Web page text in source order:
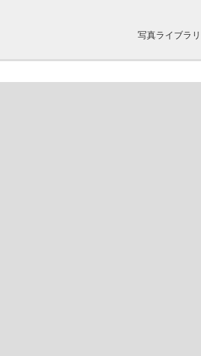
写真ライブラリ